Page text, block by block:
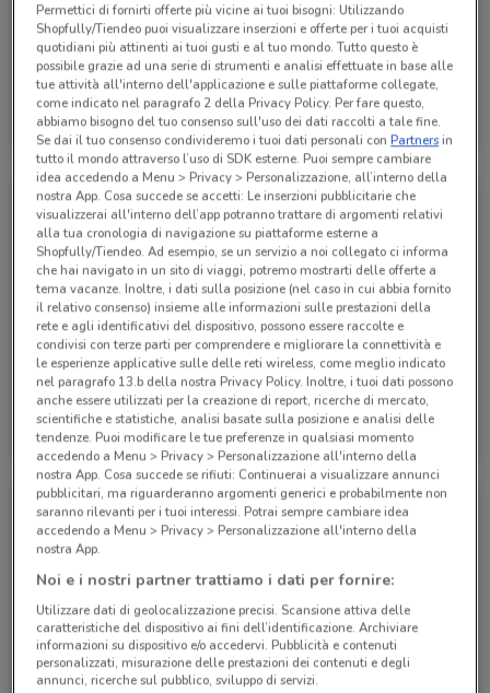
Alpitour
Scade il 31/01 285 m
Alpitour
Scade il 31/10 285 m
Alpitour
Scade il 31/10
Permettici di fornirti offerte più vicine ai tuoi bisogni: Utilizzando
Shopfully/Tiendeo puoi visualizzare inserzioni e offerte per i tuoi acquisti
quotidiani più attinenti ai tuoi gusti e al tuo mondo. Tutto questo è
possibile grazie ad una serie di strumenti e analisi effettuate in base alle
tue attività all'interno dell'applicazione e sulle piattaforme collegate,
come indicato nel paragrafo 2 della Privacy Policy. Per fare questo,
abbiamo bisogno del tuo consenso sull'uso dei dati raccolti a tale fine.
Se dai il tuo consenso condivideremo i tuoi dati personali conPartnersin
tutto il mondo attraverso l’uso di SDK esterne. Puoi sempre cambiare
idea accedendo a Menu > Privacy > Personalizzazione, all’interno della
nostra App. Cosa succede se accetti: Le inserzioni pubblicitarie che
visualizzerai all'interno dell’app potranno trattare di argomenti relativi
alla tua cronologia di navigazione su piattaforme esterne a
Shopfully/Tiendeo. Ad esempio, se un servizio a noi collegato ci informa
che hai navigato in un sito di viaggi, potremo mostrarti delle offerte a
tema vacanze. Inoltre, i dati sulla posizione (nel caso in cui abbia fornito
il relativo consenso) insieme alle informazioni sulle prestazioni della
rete e agli identificativi del dispositivo, possono essere raccolte e
condivisi con terze parti per comprendere e migliorare la connettività e
le esperienze applicative sulle delle reti wireless, come meglio indicato
nel paragrafo 13.b della nostra Privacy Policy. Inoltre, i tuoi dati possono
anche essere utilizzati per la creazione di report, ricerche di mercato,
scientifiche e statistiche, analisi basate sulla posizione e analisi delle
tendenze. Puoi modificare le tue preferenze in qualsiasi momento
accedendo a Menu > Privacy > Personalizzazione all'interno della
nostra App. Cosa succede se rifiuti: Continuerai a visualizzare annunci
pubblicitari, ma riguarderanno argomenti generici e probabilmente non
saranno rilevanti per i tuoi interessi. Potrai sempre cambiare idea
accedendo a Menu > Privacy > Personalizzazione all'interno della
nostra App.
Noi e i nostri partner trattiamo i dati per fornire:
Utilizzare dati di geolocalizzazione precisi. Scansione attiva delle
caratteristiche del dispositivo ai fini dell’identificazione. Archiviare
informazioni su dispositivo e/o accedervi. Pubblicità e contenuti
personalizzati, misurazione delle prestazioni dei contenuti e degli
annunci, ricerche sul pubblico, sviluppo di servizi.